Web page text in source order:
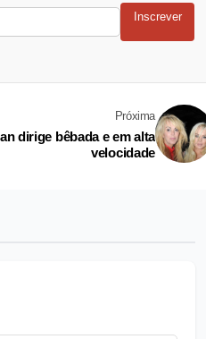
Inscrever
Próxima
dirige bêbada e em alta
velocidade